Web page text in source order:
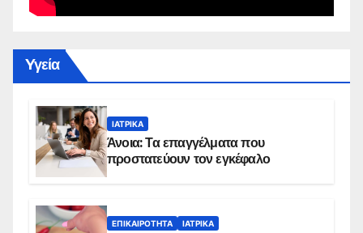
Yγεία
ΙΑΤΡΙΚΆ
Άνοια: Τα επαγγέλματα που
προστατεύουν τον εγκέφαλο
ΕΠΙΚΑΙΡΌΤΗΤΑ ΙΑΤΡΙΚΆ